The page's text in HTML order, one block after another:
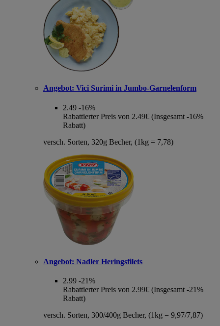
Angebot: Vici Surimi in Jumbo-Garnelenform
2.49 -16%
Rabattierter Preis von 2.49€ (Insgesamt -16%
Rabatt)
versch. Sorten, 320g Becher, (1kg = 7,78)
Angebot: Nadler Heringsfilets
2.99 -21%
Rabattierter Preis von 2.99€ (Insgesamt -21%
Rabatt)
versch. Sorten, 300/400g Becher, (1kg = 9,97/7,87)